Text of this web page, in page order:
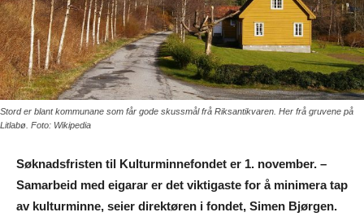
Stord er blant kommunane som får gode skussmål frå Riksantikvaren. Her frå gruvene på
Litlabø. Foto: Wikipedia
Søknadsfristen til Kulturminnefondet er 1. november. –
Samarbeid med eigarar er det viktigaste for å minimera tap
av kulturminne, seier direktøren i fondet, Simen Bjørgen.